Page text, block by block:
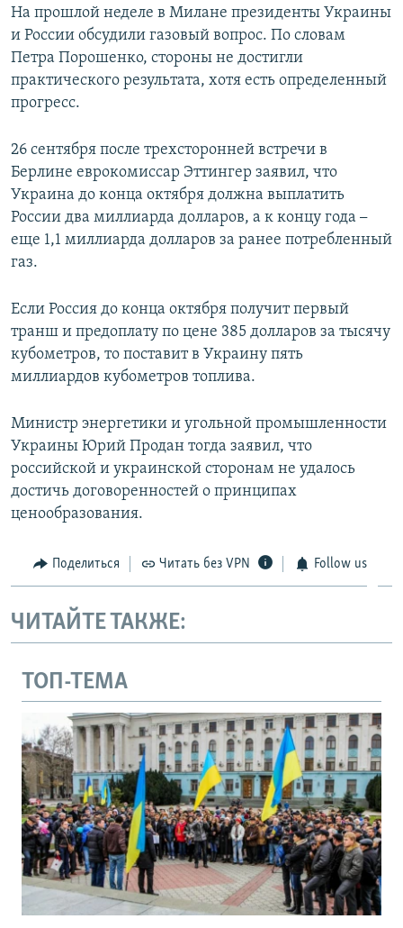
На прошлой неделе в Милане президенты Украины
и России обсудили газовый вопрос. По словам
Петра Порошенко, стороны не достигли
практического результата, хотя есть определенный
прогресс.
26 сентября после трехсторонней встречи в
Берлине еврокомиссар Эттингер заявил, что
Украина до конца октября должна выплатить
России два миллиарда долларов, а к концу года –
еще 1,1 миллиарда долларов за ранее потребленный
газ.
Если Россия до конца октября получит первый
транш и предоплату по цене 385 долларов за тысячу
кубометров, то поставит в Украину пять
миллиардов кубометров топлива.
Министр энергетики и угольной промышленности
Украины Юрий Продан тогда заявил, что
российской и украинской сторонам не удалось
достичь договоренностей о принципах
ценообразования.
Поделиться Читать без VPN Follow us
ЧИТАЙТЕ ТАКЖЕ:
ТОП-ТЕМА